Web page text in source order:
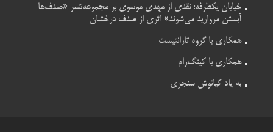
خیابان یکطرفه: نقدی از مهدی موسوی بر مجموعه‌شعر «صدف‌ها
آبستن مروارید می‌شوند» اثری از صدف درخشان
همکاری با گروه تارانتیست
همکاری با کینگ‌رام
به یاد کیانوش سنجری